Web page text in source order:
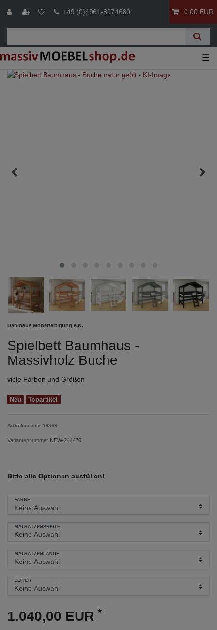
+49 (0)4961-8074680 0,00 EUR
☰
Dahlhaus Möbelfertigung e.K.
Spielbett Baumhaus -
Massivholz Buche
viele Farben und Größen
Neu Topartikel
Artikelnummer 16368
Variantennummer NEW-244470
Bitte alle Optionen ausfüllen!
FARBE
MATRATZENBREITE
MATRATZENLÄNGE
LEITER
1.040,00 EUR *